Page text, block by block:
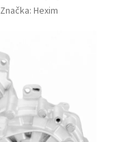
Značka: Hexim